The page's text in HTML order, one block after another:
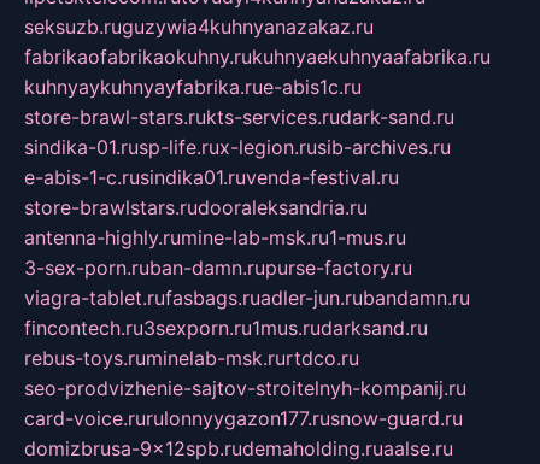
seksuzb.ruguzywia4kuhnyanazakaz.ru
fabrikaofabrikaokuhny.rukuhnyaekuhnyaafabrika.ru
kuhnyaykuhnyayfabrika.rue-abis1c.ru
store-brawl-stars.rukts-services.rudark-sand.ru
sindika-01.rusp-life.rux-legion.rusib-archives.ru
e-abis-1-c.rusindika01.ruvenda-festival.ru
store-brawlstars.rudooraleksandria.ru
antenna-highly.rumine-lab-msk.ru1-mus.ru
3-sex-porn.ruban-damn.rupurse-factory.ru
viagra-tablet.rufasbags.ruadler-jun.rubandamn.ru
fincontech.ru3sexporn.ru1mus.rudarksand.ru
rebus-toys.ruminelab-msk.rurtdco.ru
seo-prodvizhenie-sajtov-stroitelnyh-kompanij.ru
card-voice.rurulonnyygazon177.rusnow-guard.ru
domizbrusa-9x12spb.rudemaholding.ruaalse.ru